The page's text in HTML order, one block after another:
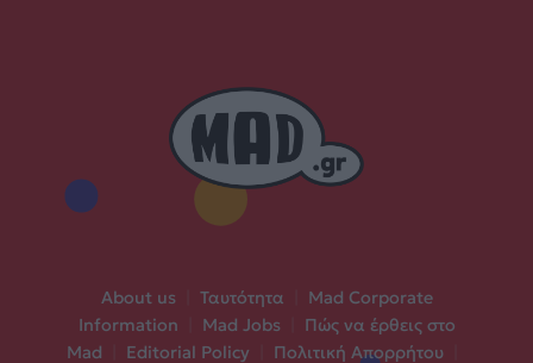
About us Ταυτότητα
Mad Corporate
Information
Mad Jobs
Πώς να έρθεις στο
Mad
Editorial Policy Πολιτική Απορρήτου